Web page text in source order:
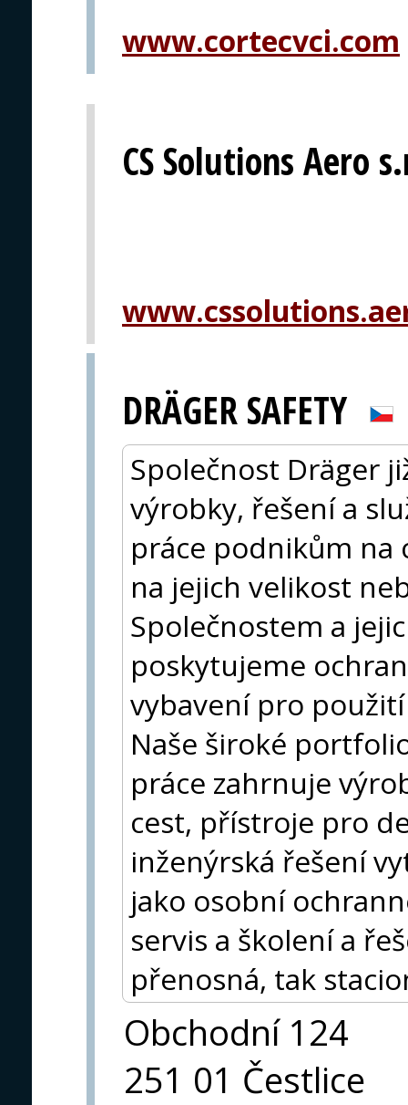
www.cortecvci.com
CS Solutions Aero
DRÄGER SAFETY
Společnost Dräger
výrobky, řešení a
práce podnikům na
na jejich velikost
Společnostem a
poskytujeme
vybavení pro
Naše široké
práce zahrnuje
cest, přístroje pro
inženýrská řešení
jako osobní
servis a školení a
přenosná, tak
Obchodní 124
251 01 Čestlice